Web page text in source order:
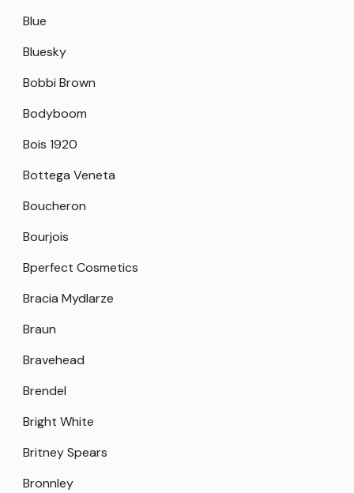
Blue
Bluesky
Bobbi Brown
Bodyboom
Bois 1920
Bottega Veneta
Boucheron
Bourjois
Bperfect Cosmetics
Bracia Mydlarze
Braun
Bravehead
Brendel
Bright White
Britney Spears
Bronnley